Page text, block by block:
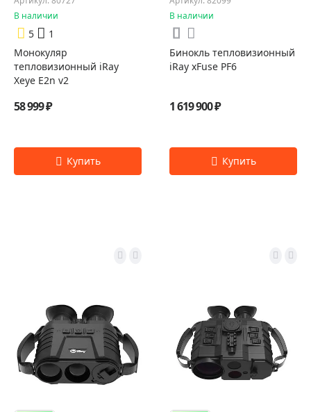
В наличии
5
1
Монокуляр
тепловизионный iRay
Xeye E2n v2
58 999 ₽
В наличии
Бинокль тепловизионный
iRay xFuse PF6
1 619 900 ₽